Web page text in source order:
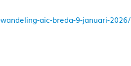
aic-breda-9-januari-2026/